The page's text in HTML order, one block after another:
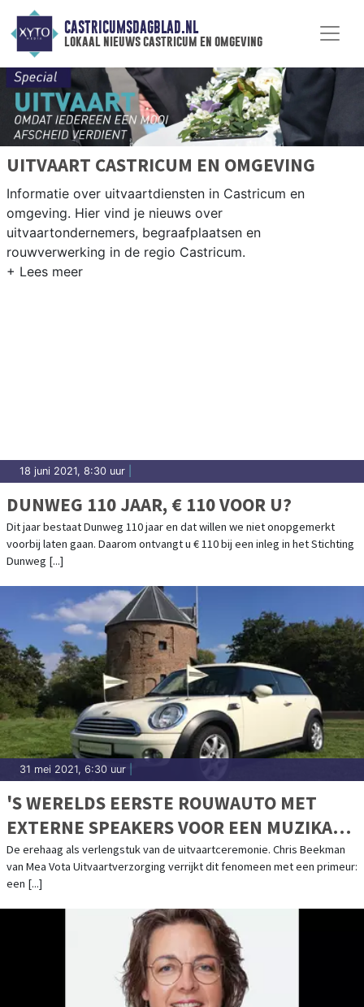
CASTRICUMSDAGBLAD.NL
lokaal nieuws castricum en omgeving
UITVAART CASTRICUM EN OMGEVING
Informatie over uitvaartdiensten in Castricum en
omgeving. Hier vind je nieuws over
uitvaartondernemers, begraafplaatsen en
rouwverwerking in de regio Castricum.
18 juni 2021, 8:30 uur
DUNWEG 110 JAAR, € 110 VOOR U?
Dit jaar bestaat Dunweg 110 jaar en dat willen we niet onopgemerkt
voorbij laten gaan. Daarom ontvangt u € 110 bij een inleg in het Stichting
Dunweg [...]
31 mei 2021, 6:30 uur
'S WERELDS EERSTE ROUWAUTO MET
EXTERNE SPEAKERS VOOR EEN MUZIKALE,
PERSOONLIJKE LAATSTE RIT
De erehaag als verlengstuk van de uitvaartceremonie. Chris Beekman
van Mea Vota Uitvaartverzorging verrijkt dit fenomeen met een primeur:
een [...]